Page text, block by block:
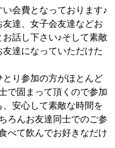
会費となっております♪
達、女子会友達などお
話し下さい♪そして素敵
達になっていただけた
り参加の方がほとんど
で固まって頂くので参加
安心して素敵な時間を
ろんお友達同士でのご参
べて飲んでお好きなだけ